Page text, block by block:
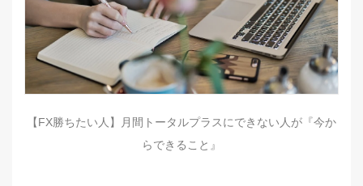
【FX勝ちたい人】月間トータルプラスにできない人が『今か
らできること』